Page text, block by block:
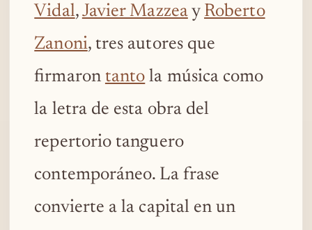
Vidal,Javier Mazzeay Roberto
Zanoni, tres autores que
firmaron tanto la música como
la letra de esta obra del
repertorio tanguero
contemporáneo. La frase
convierte a la capital en un